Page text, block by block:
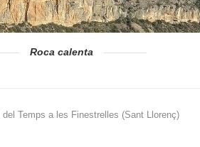
Roca calenta
del Temps a les Finestrelles (Sant Llorenç)